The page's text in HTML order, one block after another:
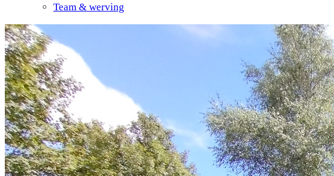
Team & werving